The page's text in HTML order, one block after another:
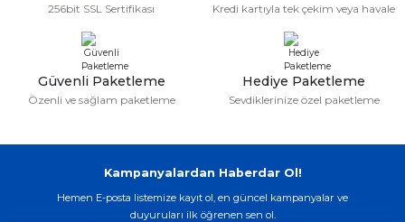
256bit SSL Sertifikası Kredi kartıyla tek çekim veya havale
Güvenli Paketleme
Özenli ve sağlam paketleme
Hediye Paketleme
Sevdiklerinize özel paketleme
Kampanyalardan Haberdar Ol!
Hemen E-posta listemize kayıt ol, en güncel kampanyalar ve
duyuruları ilk öğrenen sen ol.